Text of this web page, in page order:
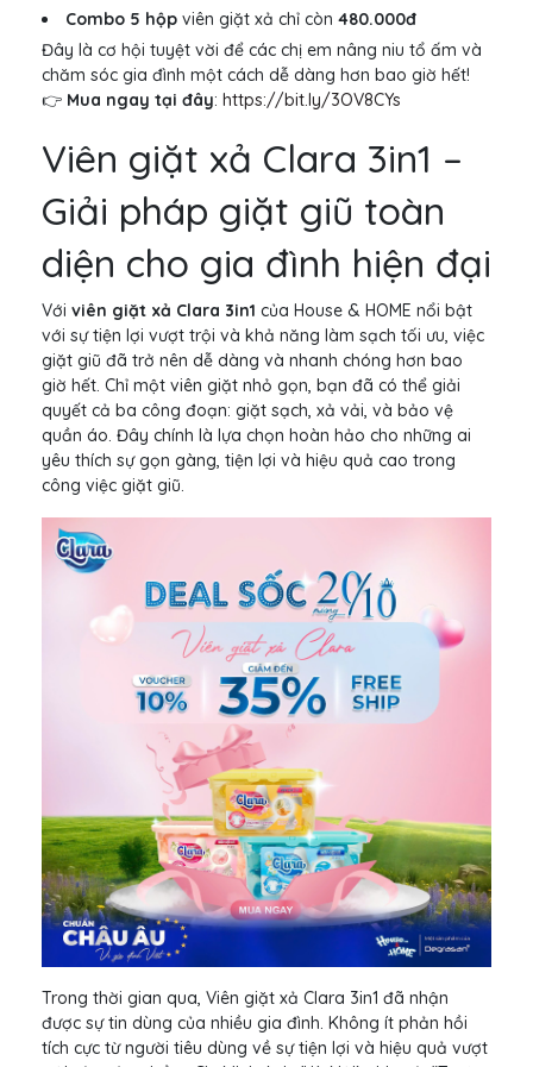
Combo 5 hộp viên giặt xả chỉ còn 480.000đ
Đây là cơ hội tuyệt vời để các chị em nâng niu tổ ấm và
chăm sóc gia đình một cách dễ dàng hơn bao giờ hết!
👉 Mua ngay tại đây: https://bit.ly/3OV8CYs
Viên giặt xả Clara 3in1 –
Giải pháp giặt giũ toàn
diện cho gia đình hiện đại
Với viên giặt xả Clara 3in1 của House & HOME nổi bật
với sự tiện lợi vượt trội và khả năng làm sạch tối ưu, việc
giặt giũ đã trở nên dễ dàng và nhanh chóng hơn bao
giờ hết. Chỉ một viên giặt nhỏ gọn, bạn đã có thể giải
quyết cả ba công đoạn: giặt sạch, xả vải, và bảo vệ
quần áo. Đây chính là lựa chọn hoàn hảo cho những ai
yêu thích sự gọn gàng, tiện lợi và hiệu quả cao trong
công việc giặt giũ.
Trong thời gian qua, Viên giặt xả Clara 3in1 đã nhận
được sự tin dùng của nhiều gia đình. Không ít phản hồi
tích cực từ người tiêu dùng về sự tiện lợi và hiệu quả vượt